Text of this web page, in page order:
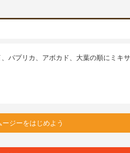
パプリカ、アボカド、大葉の順にミキ
ジーをはじめよう